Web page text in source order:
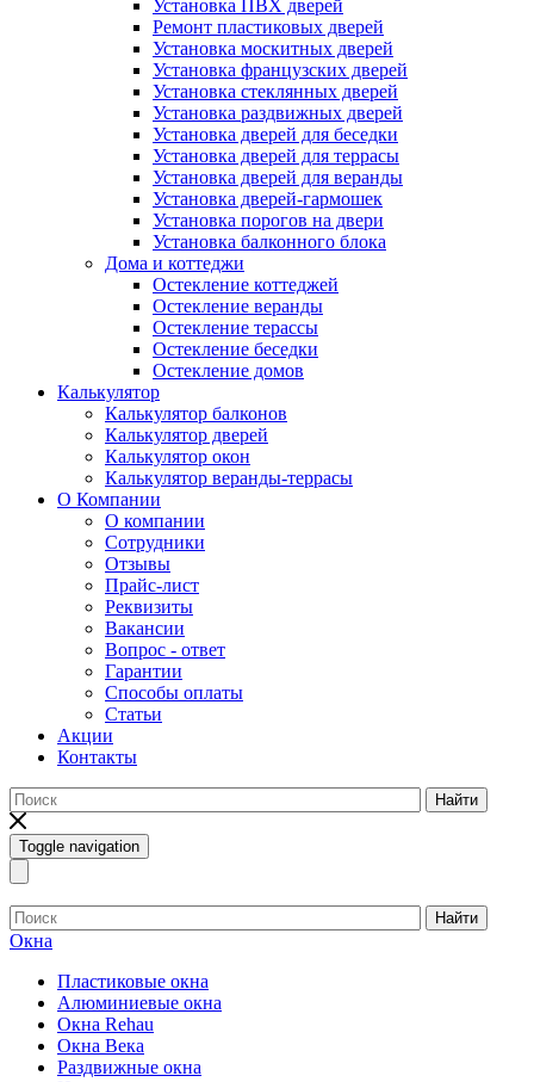
Установка ПВХ дверей
Ремонт пластиковых дверей
Установка москитных дверей
Установка французских дверей
Установка стеклянных дверей
Установка раздвижных дверей
Установка дверей для беседки
Установка дверей для террасы
Установка дверей для веранды
Установка дверей-гармошек
Установка порогов на двери
Установка балконного блока
Дома и коттеджи
Остекление коттеджей
Остекление веранды
Остекление терассы
Остекление беседки
Остекление домов
Калькулятор
Калькулятор балконов
Калькулятор дверей
Калькулятор окон
Калькулятор веранды-террасы
О Компании
О компании
Сотрудники
Отзывы
Прайс-лист
Реквизиты
Вакансии
Вопрос - ответ
Гарантии
Способы оплаты
Статьи
Акции
Контакты
Найти
Toggle navigation
Найти
Окна
Пластиковые окна
Алюминиевые окна
Окна Rehau
Окна Века
Раздвижные окна